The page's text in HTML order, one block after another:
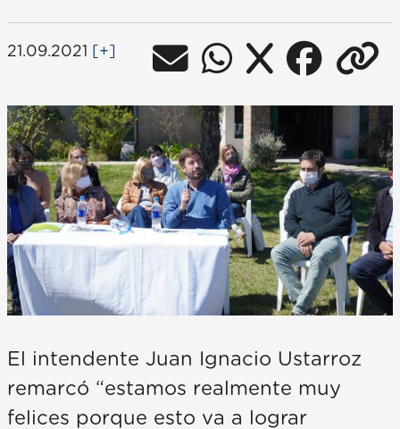
21.09.2021 [+]
El intendente Juan Ignacio Ustarroz
remarcó “estamos realmente muy
felices porque esto va a lograr